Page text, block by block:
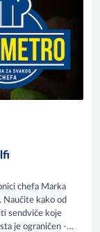
chefa Marka
Naučite kako od
sendviče koje
je ograničen -